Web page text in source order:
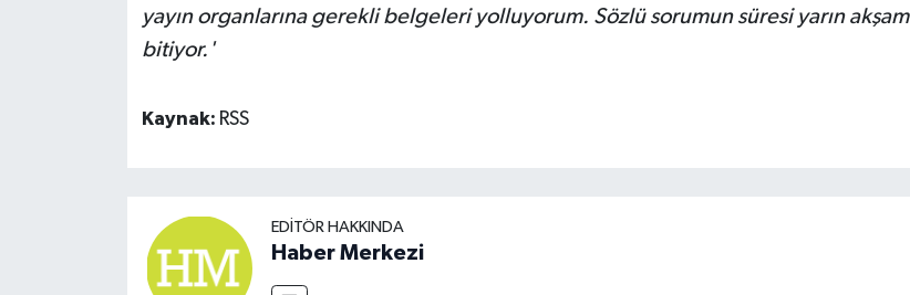
yayın organlarına gerekli belgeleri yolluyorum. Sözlü sorumun süresi yarın akşam
bitiyor.'
Kaynak: RSS
EDITÖR HAKKINDA
Haber Merkezi